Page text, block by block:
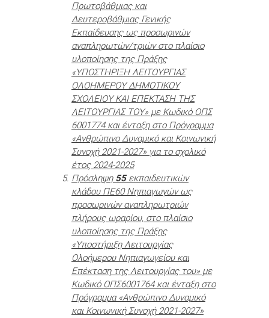
Πρωτοβάθμιας και
Δευτεροβάθμιας Γενικής
Εκπαίδευσης ως προσωρινών
αναπληρωτών/τριών στο πλαίσιο
υλοποίησης της Πράξης
«ΥΠΟΣΤΗΡΙΞΗ ΛΕΙΤΟΥΡΓΙΑΣ
ΟΛΟΗΜΕΡΟΥ ΔΗΜΟΤΙΚΟΥ
ΣΧΟΛΕΙΟΥ ΚΑΙ ΕΠΕΚΤΑΣΗ ΤΗΣ
ΛΕΙΤΟΥΡΓΙΑΣ ΤΟΥ» με Κωδικό ΟΠΣ
6001774 και ένταξη στο Πρόγραμμα
«Ανθρώπινο Δυναμικό και Κοινωνική
Συνοχή 2021-2027» για το σχολικό
έτος 2024-2025
Πρόσληψη 55εκπαιδευτικών
κλάδου ΠΕ60 Νηπιαγωγών ως
προσωρινών αναπληρωτριών
πλήρους ωραρίου, στο πλαίσιο
υλοποίησης της Πράξης
«Υποστήριξη Λειτουργίας
Ολοήμερου Νηπιαγωγείου και
Επέκταση της Λειτουργίας του» με
Κωδικό ΟΠΣ6001764 και ένταξη στο
Πρόγραμμα «Ανθρώπινο Δυναμικό
και Κοινωνική Συνοχή 2021-2027»